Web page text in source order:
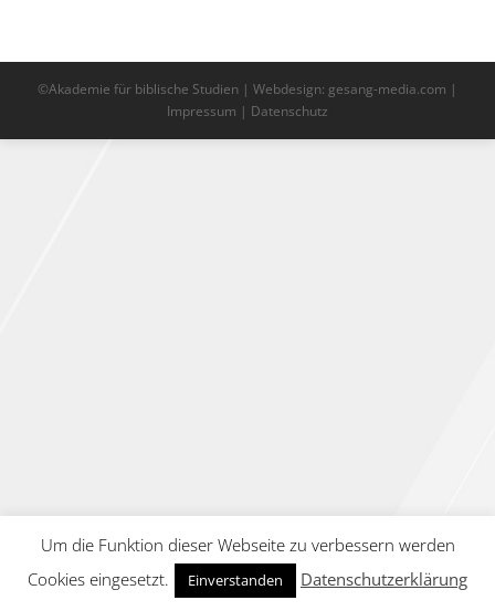
©Akademie für biblische Studien | Webdesign: gesang-media.com |
Impressum | Datenschutz
Um die Funktion dieser Webseite zu verbessern werden
Cookies eingesetzt.
Einverstanden Datenschutzerklärung